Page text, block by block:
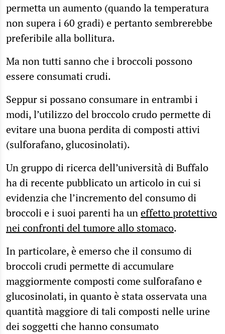
permetta un aumento (quando la temperatura
non supera i 60 gradi) e pertanto sembrerebbe
preferibile alla bollitura.
Ma non tutti sanno che i broccoli possono
essere consumati crudi.
Seppur si possano consumare in entrambi i
modi, l’utilizzo del broccolo crudo permette di
evitare una buona perdita di composti attivi
(sulforafano, glucosinolati).
Un gruppo di ricerca dell’università di Buffalo
ha di recente pubblicato un articolo in cui si
evidenzia che l’incremento del consumo di
broccoli e i suoi parenti ha uneffetto protettivo
nei confronti del tumore allo stomaco.
In particolare, è emerso che il consumo di
broccoli crudi permette di accumulare
maggiormente composti come sulforafano e
glucosinolati, in quanto è stata osservata una
quantità maggiore di tali composti nelle urine
dei soggetti che hanno consumato